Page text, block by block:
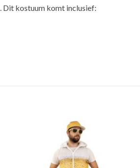
Dit kostuum komt inclusief: